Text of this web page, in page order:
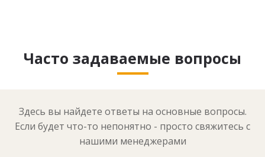
Часто задаваемые вопросы
Здесь вы найдете ответы на основные вопросы.
Если будет что-то непонятно - просто свяжитесь с
нашими менеджерами